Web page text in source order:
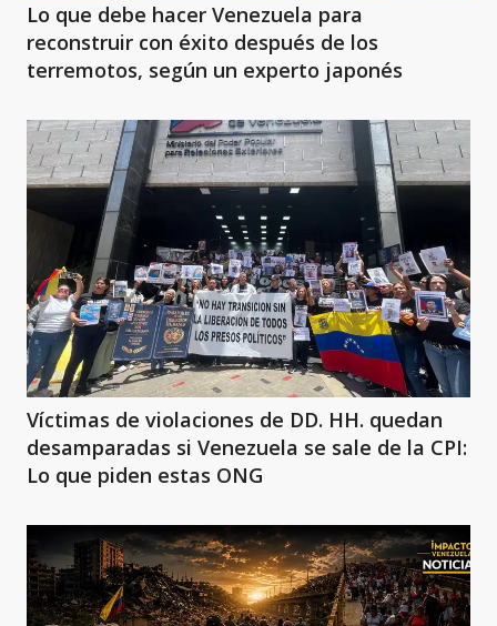
Lo que debe hacer Venezuela para
reconstruir con éxito después de los
terremotos, según un experto japonés
Víctimas de violaciones de DD. HH. quedan
desamparadas si Venezuela se sale de la CPI:
Lo que piden estas ONG